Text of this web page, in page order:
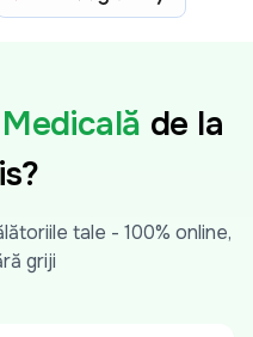
de la
tale - 100% online,
griji